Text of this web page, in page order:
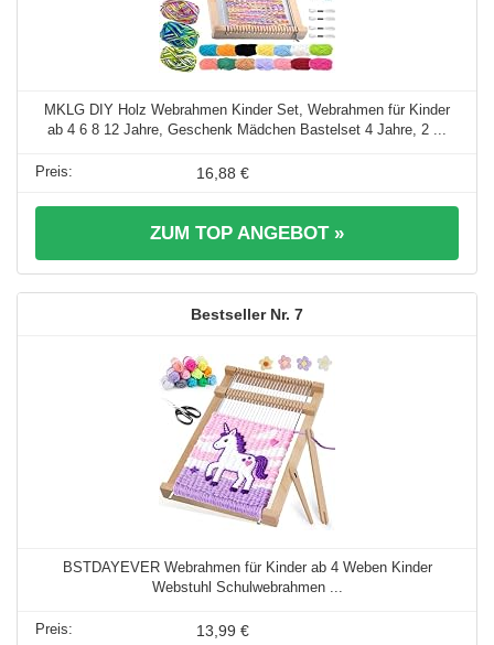
MKLG DIY Holz Webrahmen Kinder Set, Webrahmen für Kinder
ab 4 6 8 12 Jahre, Geschenk Mädchen Bastelset 4 Jahre, 2 ...
16,88 €
ZUM TOP ANGEBOT »
7
BSTDAYEVER Webrahmen für Kinder ab 4 Weben Kinder
Webstuhl Schulwebrahmen ...
13,99 €